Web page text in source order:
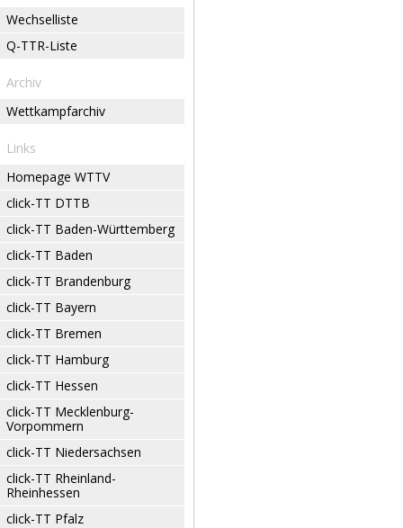
Wechselliste
Q-TTR-Liste
Archiv
Wettkampfarchiv
Links
Homepage WTTV
click-TT DTTB
click-TT Baden-Württemberg
click-TT Baden
click-TT Brandenburg
click-TT Bayern
click-TT Bremen
click-TT Hamburg
click-TT Hessen
click-TT Mecklenburg-
Vorpommern
click-TT Niedersachsen
click-TT Rheinland-
Rheinhessen
click-TT Pfalz